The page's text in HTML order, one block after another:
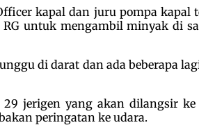
kapal dan juru pompa kapal
untuk mengambil minyak di
di darat dan ada beberapa
jerigen yang akan dilangsir ke
peringatan ke udara.